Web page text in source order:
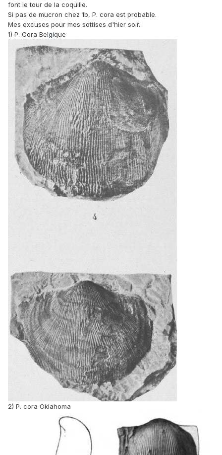
font le tour de la coquille.
Si pas de mucron chez 1b, P. cora est probable.
Mes excuses pour mes sottises d'hier soir.
1) P. Cora Belgique
2) P. cora Oklahoma